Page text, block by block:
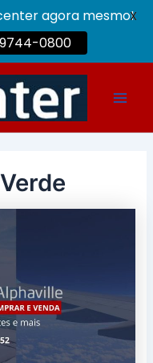
agora mesmo!
0800
X